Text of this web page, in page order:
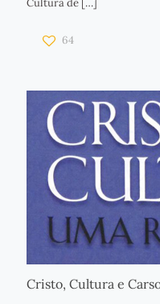
64
Cristo, Cultura e